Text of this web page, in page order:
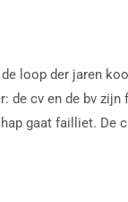
loop der jaren
de cv en de bv
gaat failliet. De